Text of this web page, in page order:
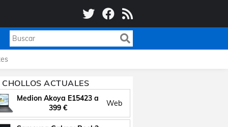
CHOLLOS ACTUALES
Medion Akoya E15423 a
399 €
Web